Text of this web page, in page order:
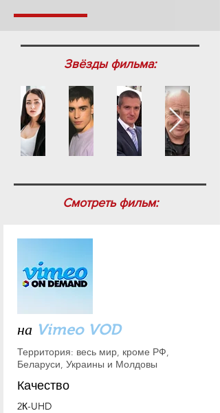
Звёзды фильма:
Смотреть фильм:
на Vimeo VOD
Территория: весь мир, кроме РФ,
Беларуси, Украины и Молдовы
Качество
2К-UHD